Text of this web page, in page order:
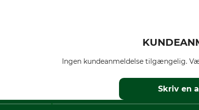
Ingen kundeanmeldelse tilgængelig.
Skriv en